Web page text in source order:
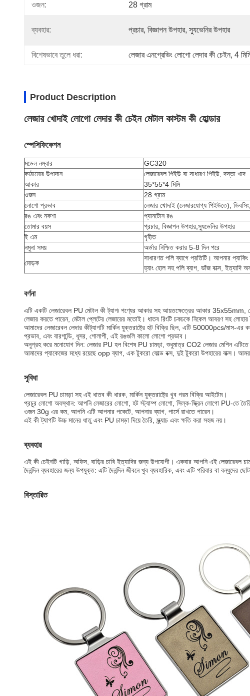
ওজন: 28 গ্রাম
ব্যবহার: প্রচার, বিজ্ঞাপন উপহার, স্যুভেনির উপহার
বিশেষভাবে তুলে ধরা: লেজার এনগ্রেভিং লোগো লেদার কী চেইন, 4
Product Description
লেজার খোদাই লোগো লেদার কী চেইন মেটাল কাস্টম কী হোল্ডার
স্পেসিফিকেশন
মডেল নম্বার
GC320
কাঠামোর উপাদান
লেজারেবল পিইউ বা সাধারণ পিইউ, দস্তা খাদ
আকার
35*55*4 মিমি
ওজন
28 গ্রাম
লোগো প্রভাব
লেজার খোদাই (লেজারযোগ্য পিইউতে), ডিবসিং,
রঙ এবং নকশা
প্যানটোন রঙ
তোমার বয়স
প্রচার, বিজ্ঞাপন উপহার, স্যুভেনির উপহার
ই এম
গৃহীত
নমুনা সময়
অর্ডার নিশ্চিত করার 5-8 দিন পরে
মোড়ক
সাধারণত পলি ব্যাগে প্রতিটি। আপনার
হ্যাং হোল সহ পলি ব্যাগ, ভাঁজ বাক্স, ইত্যাদি
বর্ণনা
এটি একটি লেজারেবল PU মেটাল কী ট্যাগ৷ পণ্যের আকার সহ আয়তক্ষেত্রের আকার 35x55mm,
লেজার করতে পারেন, মেটাল প্লেটের লেজারের মতোই। ধাতব রিংটি চকচকে নিকেল আবরণ সহ
আমাদের লেজারেবল লেদার কীট্যাগটি মার্কিন যুক্তরাষ্ট্রে হট বিক্রি ছিল, এটি 50000pcs/
প্রভাব, এবং বারগান্ডি, ধূসর, গোলাপী, এই রঙগুলি কালো লোগো প্রভাব।
অনুগ্রহ করে মনোযোগ দিন: লেজার PU হল বিশেষ PU চামড়া, শুধুমাত্র CO2 লেজার মেশিন
আমাদের প্যাকেজের মধ্যে রয়েছে opp ব্যাগ, এক টুকরো ফোল্ড বক্স, দুই টুকরো উপহারের বাক্স। আমরা
সুবিধা
লেজারেবল PU চামড়া সহ এই ধাতব কী ধারক, মার্কিন যুক্তরাষ্ট্রে খুব গরম বিক্রি আইটেম।
প্রচুর লোগো অবস্থান: আপনি লেজারের লোগো, হট স্ট্যাম্প লোগো, সিল্ক-স্ক্রিন লোগো PU-তে
ওজন 30g এর কম, আপনি এটি আপনার পকেটে, আপনার ব্যাগ, পার্সে রাখতে পারেন।
এই কী ট্যাগটি উচ্চ মানের ধাতু এবং PU চামড়া দিয়ে তৈরি, স্ক্র্যাচ এবং ক্ষতি করা সহজ নয়।
ব্যবহার
এই কী চেইনটি গাড়ি, অফিস, বাড়ির চাবি ইত্যাদির জন্য উপযোগী। একবার আপনি এই লেজারেবল
দৈনন্দিন ব্যবহারের জন্য উপযুক্ত: এটি দৈনন্দিন জীবনে খুব ব্যবহারিক, এবং এটি পরিবার বা বন্ধুদের
বিস্তারিত